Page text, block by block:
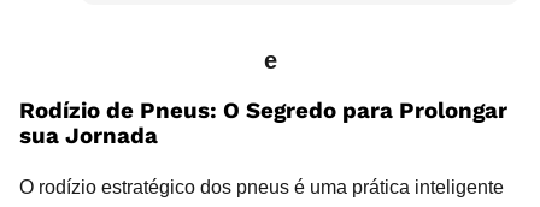
e
Rodízio de Pneus: O Segredo para Prolongar
sua Jornada
O rodízio estratégico dos pneus é uma prática inteligente